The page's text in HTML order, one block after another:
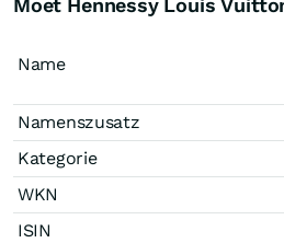
Moet Hennessy Louis
Name
Namenszusatz
Kategorie
WKN
ISIN